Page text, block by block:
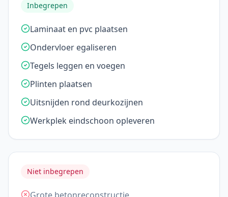
Inbegrepen
Laminaat en pvc plaatsen
Ondervloer egaliseren
Tegels leggen en voegen
Plinten plaatsen
Uitsnijden rond deurkozijnen
Werkplek eindschoon opleveren
Niet inbegrepen